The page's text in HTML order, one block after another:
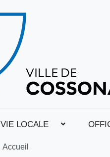
VIE LOCALE
Accueil